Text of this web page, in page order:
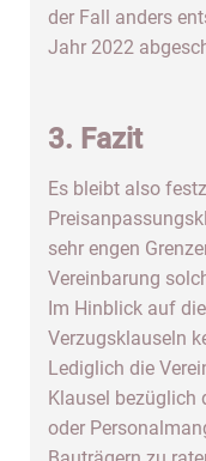
der Fall anders
Jahr 2022
3. Fazit
Es bleibt also
sehr engen
Vereinbarung
Im Hinblick auf
Verzugsklauseln
Lediglich die
Klausel bezüglich
oder